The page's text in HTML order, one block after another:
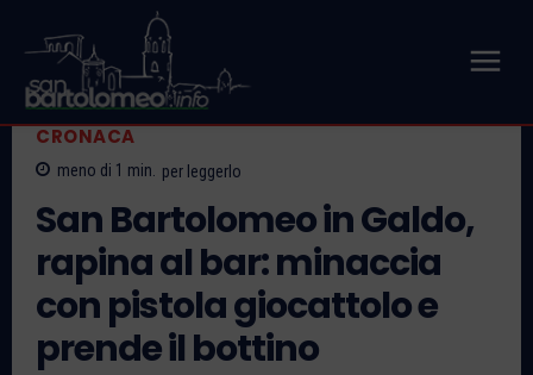
CRONACA
meno di 1 min. per leggerlo
San Bartolomeo in Galdo,
rapina al bar: minaccia
con pistola giocattolo e
prende il bottino